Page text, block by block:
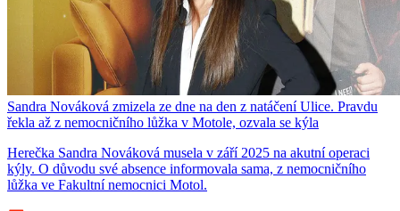
Sandra Nováková zmizela ze dne na den z natáčení Ulice. Pravdu
řekla až z nemocničního lůžka v Motole, ozvala se kýla
Herečka Sandra Nováková musela v září 2025 na akutní operaci
kýly. O důvodu své absence informovala sama, z nemocničního
lůžka ve Fakultní nemocnici Motol.